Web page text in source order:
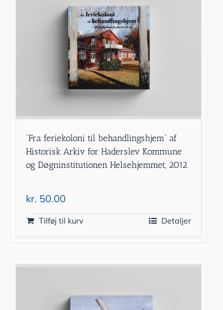
”Fra feriekoloni til behandlingshjem” af
Historisk Arkiv for Haderslev Kommune
og Døgninstitutionen Helsehjemmet, 2012
kr. 50.00
Tilføj til kurv Detaljer